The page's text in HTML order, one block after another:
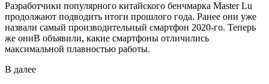
Разработчики популярного китайского бенчмарка Master Lu
продолжают подводить итоги прошлого года. Ранее они уже
назвали самый производительный смартфон 2020-го. Теперь
же ониВ объявили, какие смартфоны отличились
максимальной плавностью работы.
В далее